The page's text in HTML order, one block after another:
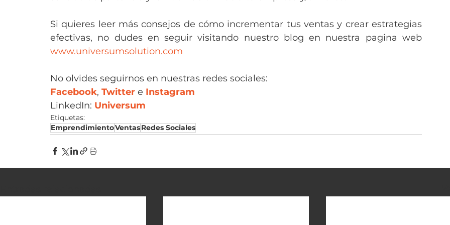
Si quieres leer más consejos de cómo incrementar tus ventas y crear estrategias
www.universumsolution.com
No olvides seguirnos en nuestras redes sociales:
Facebook, Twitter e Instagram
LinkedIn: Universum
Etiquetas:
EmprendimientoVentasRedes Sociales